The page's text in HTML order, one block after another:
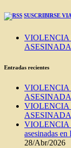
SUSCRIBIRSE
VIOLENCIA
Entradas recientes
VIOLENCIA
VIOLENCIA
VIOLENCIA
asesinadas
28/Abr/2026